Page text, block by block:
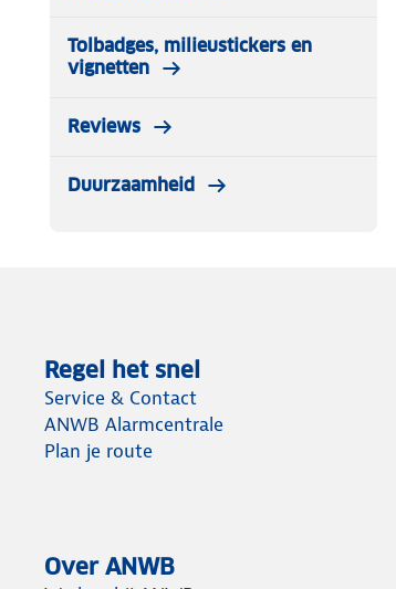
Tolbadges, milieustickers en
vignetten
Reviews
Duurzaamheid
Regel het snel
Service & Contact
ANWB Alarmcentrale
Plan je route
Over ANWB